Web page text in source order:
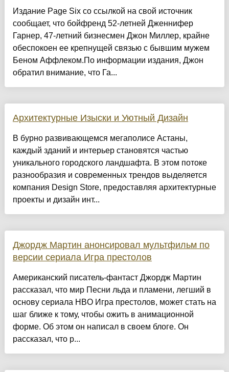
Издание Page Six со ссылкой на свой источник
сообщает, что бойфренд 52-летней Дженнифер
Гарнер, 47-летний бизнесмен Джон Миллер, крайне
обеспокоен ее крепнущей связью с бывшим мужем
Беном Аффлеком.По информации издания, Джон
обратил внимание, что Га...
Архитектурные Изыски и Уютный Дизайн
​В бурно развивающемся мегаполисе Астаны,
каждый зданий и интерьер становятся частью
уникального городского ландшафта. В этом потоке
разнообразия и современных трендов выделяется
компания Design Store, предоставляя архитектурные
проекты и дизайн инт...
Джордж Мартин анонсировал мультфильм по
версии сериала Игра престолов
Американский писатель-фантаст Джордж Мартин
рассказал, что мир Песни льда и пламени, легший в
основу сериала HBO Игра престолов, может стать на
шаг ближе к тому, чтобы ожить в анимационной
форме. Об этом он написал в своем блоге. Он
рассказал, что р...